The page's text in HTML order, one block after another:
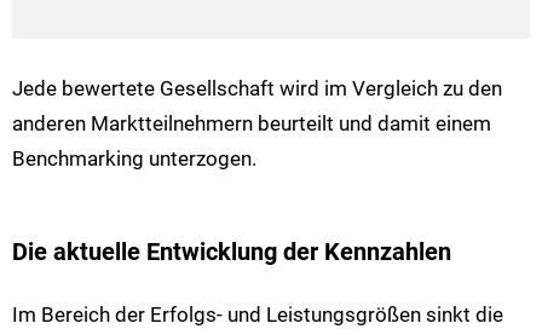
Jede bewertete Gesellschaft wird im Vergleich zu den
anderen Marktteilnehmern beurteilt und damit einem
Benchmarking unterzogen.
Die aktuelle Entwicklung der Kennzahlen
Im Bereich der Erfolgs- und Leistungsgrößen sinkt die